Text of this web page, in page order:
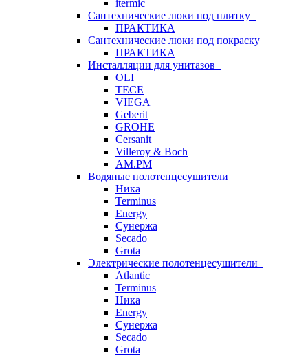
itermic
Сантехнические люки под плитку
ПРАКТИКА
Сантехнические люки под покраску
ПРАКТИКА
Инсталляции для унитазов
OLI
TECE
VIEGA
Geberit
GROHE
Cersanit
Villeroy & Boch
AM.PM
Водяные полотенцесушители
Ника
Terminus
Energy
Сунержа
Secado
Grota
Электрические полотенцесушители
Atlantic
Terminus
Ника
Energy
Сунержа
Secado
Grota